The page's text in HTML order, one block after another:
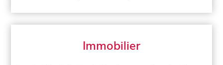
Immobilier